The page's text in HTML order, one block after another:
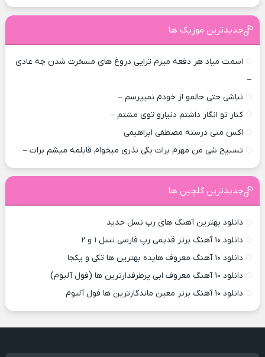
جدیدترین موزیک ها
اسمت میاد هر دفعه میرم تراپی دروغ‌ های مسخرت شدن چه عادی
–
نباشی حتی حالمو از خودم نمیپرسم –
کنار تو انگار داشتم دنیارو توی مشتم –
اکس منی درسته مصطفی ابراهیمی
تسبیح شی من مهرم برات بگی نذری میخوام قابلمه میشم برات –
جدیدترین گلچین ها
دانلود بهترین آهنگ های رپ نسل جدید
دانلود ۱۰ آهنگ برتر قدیمی رپ فارسی نسل ۱ و ۲
دانلود ۱۰ آهنگ معروف هایده بهترین ها تکی و یکجا
دانلود ۱۰ آهنگ معروف ابی پرطرفدارترین ها (فول آلبوم)
دانلود ۱۰ آهنگ برتر معین ماندگارترین ها فول آلبوم